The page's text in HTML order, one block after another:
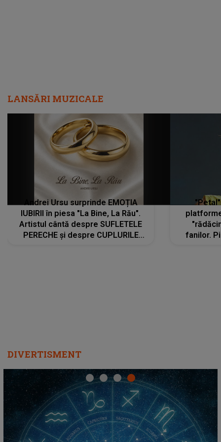
LANSĂRI MUZICALE
Andrei Ursu surprinde EMOȚIA
IUBIRII în piesa "La Bine, La Rău".
Artistul cântă despre SUFLETELE
PERECHE și despre CUPLURILE
fanilor.
DIVERTISMENT